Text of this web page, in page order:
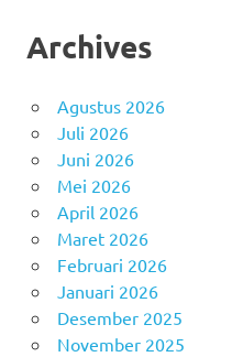
Archives
Agustus 2026
Juli 2026
Juni 2026
Mei 2026
April 2026
Maret 2026
Februari 2026
Januari 2026
Desember 2025
November 2025